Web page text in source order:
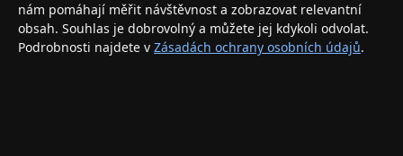
INFORMACE
Doprava a doručení
nám pomáhají měřit návštěvnost a zobrazovat relevantní
obsah. Souhlas je dobrovolný a můžete jej kdykoli odvolat.
Podrobnosti najdete v Zásadách ochrany osobních údajů.